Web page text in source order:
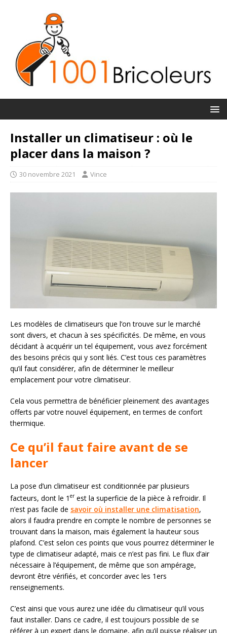
Installer un climatiseur : où le
placer dans la maison ?
30 novembre 2021 Vince
Les modèles de climatiseurs que l’on trouve sur le marché
sont divers, et chacun à ses spécificités. De même, en vous
décidant à acquérir un tel équipement, vous avez forcément
des besoins précis qui y sont liés. C’est tous ces paramètres
qu’il faut considérer, afin de déterminer le meilleur
emplacement pour votre climatiseur.
Cela vous permettra de bénéficier pleinement des avantages
offerts par votre nouvel équipement, en termes de confort
thermique.
Ce qu’il faut faire avant de se
lancer
La pose d’un climatiseur est conditionnée par plusieurs
facteurs, dont le 1 erest la superficie de la pièce à refroidir. Il
n’est pas facile de savoir où installer une climatisation,
alors il faudra prendre en compte le nombre de personnes se
trouvant dans la maison, mais également la hauteur sous
plafond. C’est selon ces points que vous pourrez déterminer le
type de climatiseur adapté, mais ce n’est pas fini. Le flux d’air
nécessaire à l’équipement, de même que son ampérage,
devront être vérifiés, et concorder avec les 1ers
renseignements.
C’est ainsi que vous aurez une idée du climatiseur qu’il vous
faut installer. Dans ce cadre, il est toujours possible de se
référer à un expert dans le domaine, afin qu’il puisse réaliser un